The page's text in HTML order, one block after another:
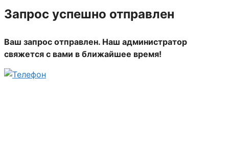
Запрос успешно отправлен
Ваш запрос отправлен. Наш администратор
свяжется с вами в ближайшее время!